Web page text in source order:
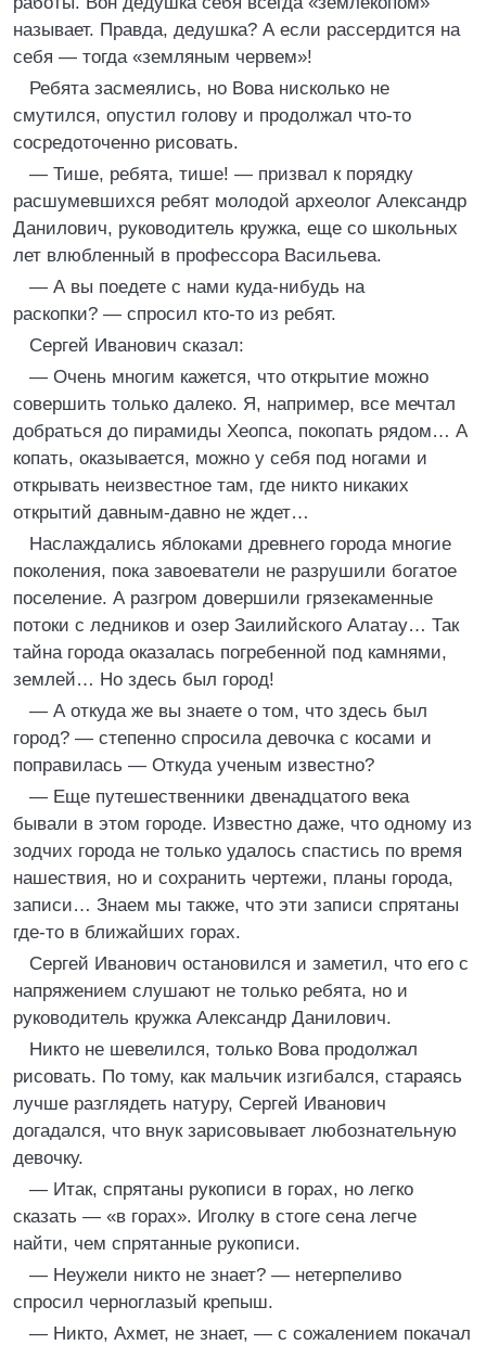
называет. Правда, дедушка? А если рассердится на
себя — тогда «земляным червем»!
Ребята засмеялись, но Вова нисколько не
смутился, опустил голову и продолжал что-то
сосредоточенно рисовать.
— Тише, ребята, тише! — призвал к порядку
расшумевшихся ребят молодой археолог Александр
Данилович, руководитель кружка, еще со школьных
лет влюбленный в профессора Васильева.
— А вы поедете с нами куда-нибудь на
раскопки? — спросил кто-то из ребят.
Сергей Иванович сказал:
— Очень многим кажется, что открытие можно
совершить только далеко. Я, например, все мечтал
добраться до пирамиды Хеопса, покопать рядом… А
копать, оказывается, можно у себя под ногами и
открывать неизвестное там, где никто никаких
открытий давным-давно не ждет…
Наслаждались яблоками древнего города многие
поколения, пока завоеватели не разрушили богатое
поселение. А разгром довершили грязекаменные
потоки с ледников и озер Заилийского Алатау… Так
тайна города оказалась погребенной под камнями,
землей… Но здесь был город!
— А откуда же вы знаете о том, что здесь был
город? — степенно спросила девочка с косами и
поправилась — Откуда ученым известно?
— Еще путешественники двенадцатого века
бывали в этом городе. Известно даже, что одному из
зодчих города не только удалось спастись по время
нашествия, но и сохранить чертежи, планы города,
записи… Знаем мы также, что эти записи спрятаны
где-то в ближайших горах.
Сергей Иванович остановился и заметил, что его с
напряжением слушают не только ребята, но и
руководитель кружка Александр Данилович.
Никто не шевелился, только Вова продолжал
рисовать. По тому, как мальчик изгибался, стараясь
лучше разглядеть натуру, Сергей Иванович
догадался, что внук зарисовывает любознательную
девочку.
— Итак, спрятаны рукописи в горах, но легко
сказать — «в горах». Иголку в стоге сена легче
найти, чем спрятанные рукописи.
— Неужели никто не знает? — нетерпеливо
спросил черноглазый крепыш.
— Никто, Ахмет, не знает, — с сожалением покачал